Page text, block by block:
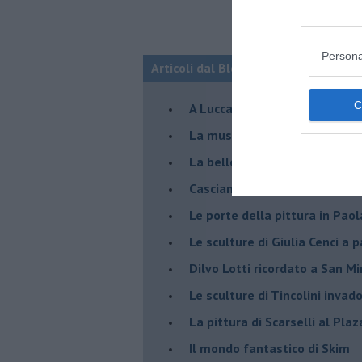
Articoli dal Blog “Incontri d'arte” di
A Lucca la mostra di
​La musica di Nicola Piovani
​La bellezza resistente di
​Casciana: Skim in volo sulle
​Le porte della pittura in
​Le sculture di Giulia Cenci a
​Dilvo Lotti ricordato a San
​Le sculture di Tincolini
La pittura di Scarselli al
​Il mondo fantastico di Skim